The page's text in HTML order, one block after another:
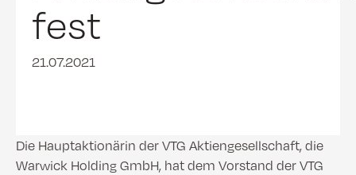
fest
21.07.2021
Die Hauptaktionärin der VTG Aktiengesellschaft, die
Warwick Holding GmbH, hat dem Vorstand der VTG